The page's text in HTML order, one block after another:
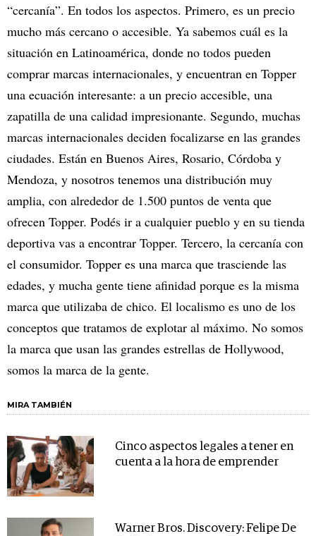
“cercanía”. En todos los aspectos. Primero, es un precio
mucho más cercano o accesible. Ya sabemos cuál es la
situación en Latinoamérica, donde no todos pueden
comprar marcas internacionales, y encuentran en Topper
una ecuación interesante: a un precio accesible, una
zapatilla de una calidad impresionante. Segundo, muchas
marcas internacionales deciden focalizarse en las grandes
ciudades. Están en Buenos Aires, Rosario, Córdoba y
Mendoza, y nosotros tenemos una distribución muy
amplia, con alrededor de 1.500 puntos de venta que
ofrecen Topper. Podés ir a cualquier pueblo y en su tienda
deportiva vas a encontrar Topper. Tercero, la cercanía con
el consumidor. Topper es una marca que trasciende las
edades, y mucha gente tiene afinidad porque es la misma
marca que utilizaba de chico. El localismo es uno de los
conceptos que tratamos de explotar al máximo. No somos
la marca que usan las grandes estrellas de Hollywood,
somos la marca de la gente.
MIRA TAMBIÉN
Cinco aspectos legales a tener en
cuenta a la hora de emprender
Warner Bros. Discovery: Felipe De